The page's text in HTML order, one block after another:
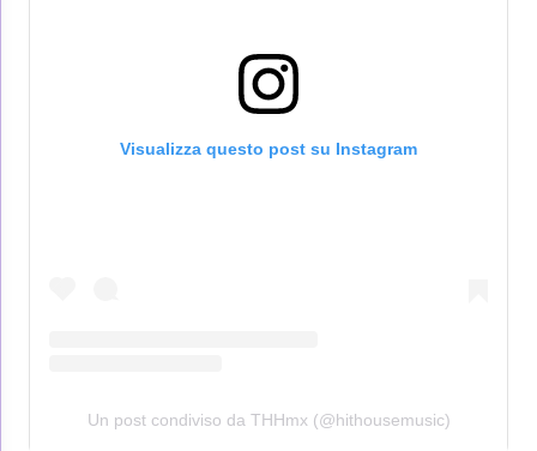
Visualizza questo post su Instagram
Un post condiviso da THHmx (@hithousemusic)